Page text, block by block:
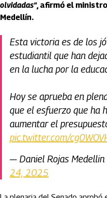
olvidadas”, afirmó el
Medellín.
Esta victoria es de los
estudiantil que han
en la lucha por la
Hoy se aprueba en
que el esfuerzo que ha
aumentar el
pic.twitter.com/
— Daniel Rojas Medellin
24, 2025